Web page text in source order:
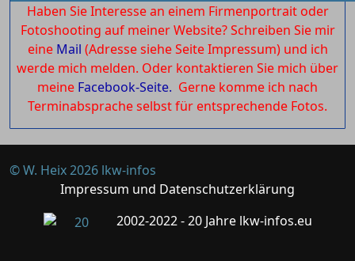
Haben Sie Interesse an einem Firmenportrait oder
Fotoshooting auf meiner Website? Schreiben Sie mir
eine Mail (Adresse siehe Seite Impressum) und ich
werde mich melden. Oder kontaktieren Sie mich über
meine Facebook-Seite. Gerne komme ich nach
Terminabsprache selbst für entsprechende Fotos.
© W. Heix 2026 lkw-infos
Impressum und Datenschutzerklärung
2002-2022 - 20 Jahre lkw-infos.eu